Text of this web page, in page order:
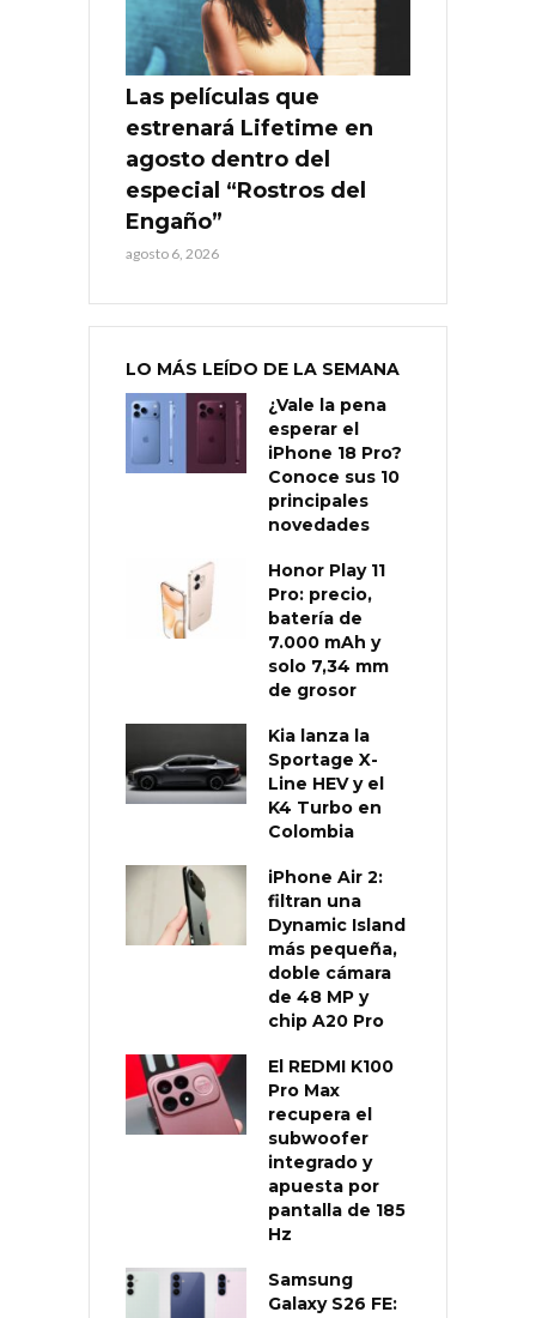
Las películas que
estrenará Lifetime en
agosto dentro del
especial “Rostros del
Engaño”
agosto 6, 2026
LO MÁS LEÍDO DE LA SEMANA
¿Vale la pena
esperar el
iPhone 18 Pro?
Conoce sus 10
principales
novedades
Honor Play 11
Pro: precio,
batería de
7.000 mAh y
solo 7,34 mm
de grosor
Kia lanza la
Sportage X-
Line HEV y el
K4 Turbo en
Colombia
iPhone Air 2:
filtran una
Dynamic Island
más pequeña,
doble cámara
de 48 MP y
chip A20 Pro
El REDMI K100
Pro Max
recupera el
subwoofer
integrado y
apuesta por
pantalla de 185
Hz
Samsung
Galaxy S26 FE: